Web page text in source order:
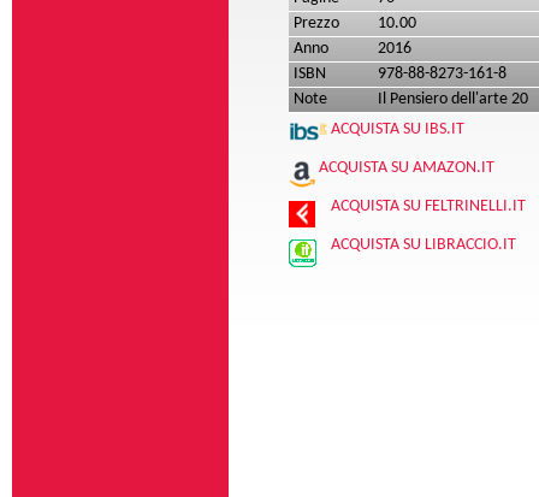
Prezzo
10.00
Anno
2016
ISBN
978-88-8273-161-8
Note
Il Pensiero dell'arte 20
ACQUISTA SU IBS.IT
ACQUISTA SU AMAZON.IT
ACQUISTA SU FELTRINELLI.IT
ACQUISTA SU LIBRACCIO.IT